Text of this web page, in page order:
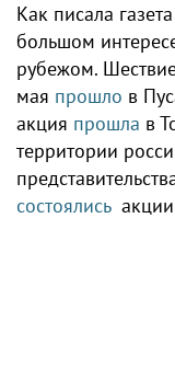
Как писала
большом
рубежом.
мая прошло в
акция прошла в
территории
состоялисьакции